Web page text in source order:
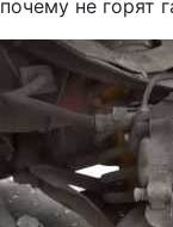
почему не горят